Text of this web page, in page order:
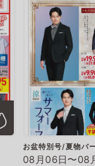
お盆特別号/夏物バ
08月06日〜08